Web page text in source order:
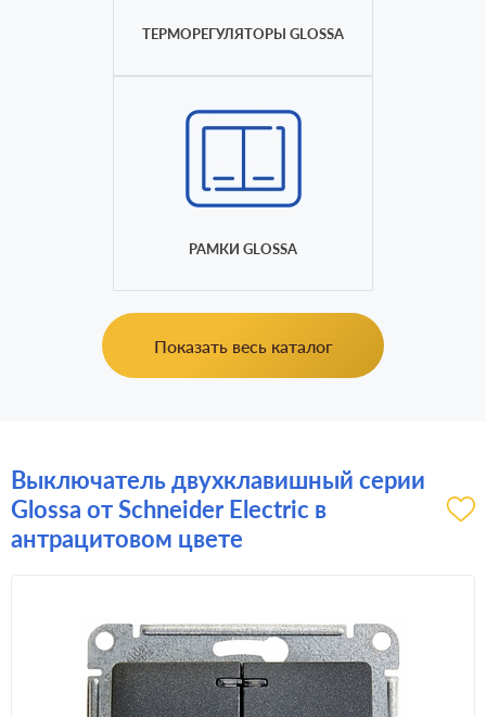
ТЕРМОРЕГУЛЯТОРЫ GLOSSA
РАМКИ GLOSSA
Показать весь каталог
Выключатель двухклавишный серии
Glossa от Schneider Electric в
антрацитовом цвете